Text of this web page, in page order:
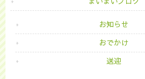
お知らせ
おでかけ
送迎